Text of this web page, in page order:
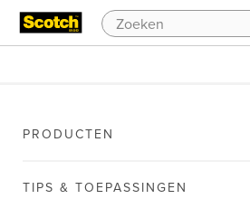
PRODUCTEN
TIPS & TOEPASSINGEN